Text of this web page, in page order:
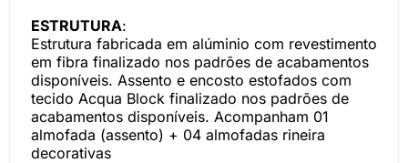
ESTRUTURA:
Estrutura fabricada em alúminio com revestimento
em fibra finalizado nos padrões de acabamentos
disponíveis. Assento e encosto estofados com
tecido Acqua Block finalizado nos padrões de
acabamentos disponíveis. Acompanham 01
almofada (assento) + 04 almofadas rineira
decorativas